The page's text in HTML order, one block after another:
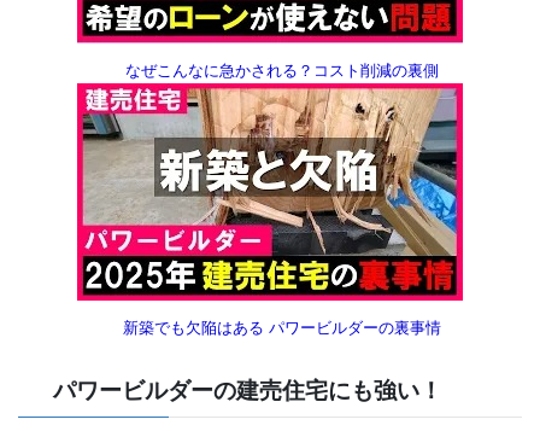
なぜこんなに急かされる？ コスト削減の裏側
新築でも欠陥はある パワービルダーの裏事情
パワービルダーの建売住宅にも強い！